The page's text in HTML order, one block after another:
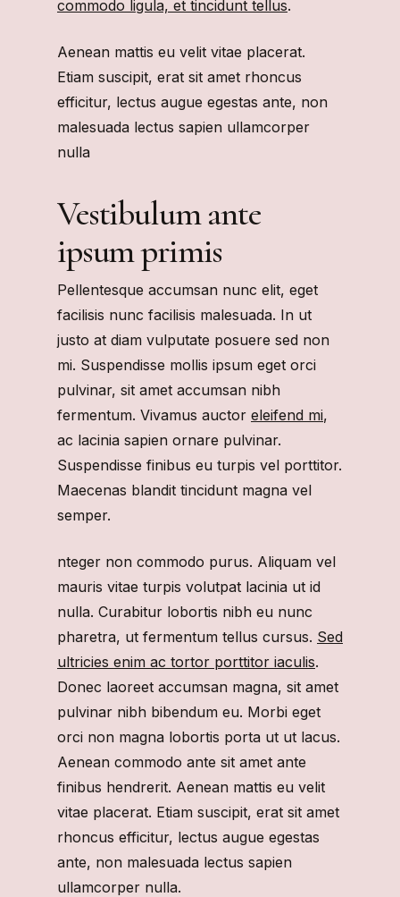
commodo ligula, et tincidunt tellus.
Aenean mattis eu velit vitae placerat.
Etiam suscipit, erat sit amet rhoncus
efficitur, lectus augue egestas ante, non
malesuada lectus sapien ullamcorper
nulla
Vestibulum ante
ipsum primis
Pellentesque accumsan nunc elit, eget
facilisis nunc facilisis malesuada. In ut
justo at diam vulputate posuere sed non
mi. Suspendisse mollis ipsum eget orci
pulvinar, sit amet accumsan nibh
fermentum. Vivamus auctor eleifend mi,
ac lacinia sapien ornare pulvinar.
Suspendisse finibus eu turpis vel porttitor.
Maecenas blandit tincidunt magna vel
semper.
nteger non commodo purus. Aliquam vel
mauris vitae turpis volutpat lacinia ut id
nulla. Curabitur lobortis nibh eu nunc
pharetra, ut fermentum tellus cursus. Sed
ultricies enim ac tortor porttitor iaculis.
Donec laoreet accumsan magna, sit amet
pulvinar nibh bibendum eu. Morbi eget
orci non magna lobortis porta ut ut lacus.
Aenean commodo ante sit amet ante
finibus hendrerit. Aenean mattis eu velit
vitae placerat. Etiam suscipit, erat sit amet
rhoncus efficitur, lectus augue egestas
ante, non malesuada lectus sapien
ullamcorper nulla.